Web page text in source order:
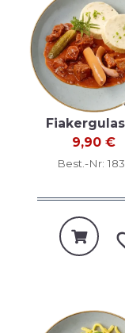
9,90 €
Best.-Nr: